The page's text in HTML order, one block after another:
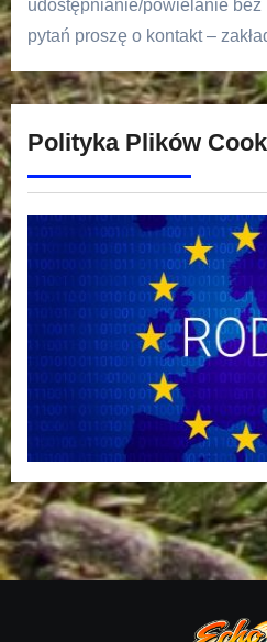
udostępnianie/powielanie
pytań proszę o kontakt –
Polityka Plików